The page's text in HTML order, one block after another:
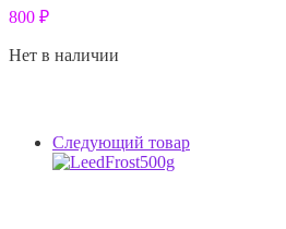
800 ₽
Нет в наличии
Следующий товар